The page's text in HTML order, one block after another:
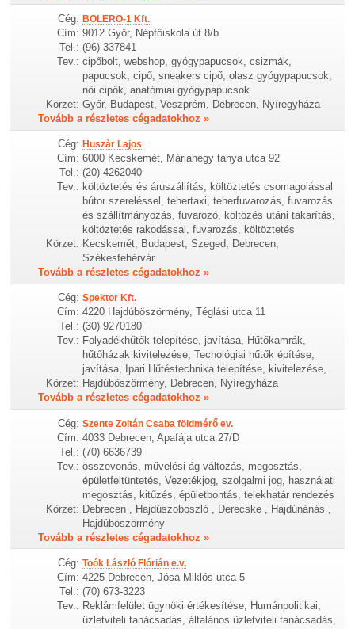
Cég: BOLERO-1 Kft.
Cím: 9012 Győr, Népfőiskola út 8/b
Tel.: (96) 337841
Tev.: cipőbolt, webshop, gyógypapucsok, csizmák,
papucsok, cipő, sneakers cipő, olasz gyógypapucsok,
női cipők, anatómiai gyógypapucsok
Körzet: Győr, Budapest, Veszprém, Debrecen, Nyíregyháza
Tovább a részletes cégadatokhoz »
Cég: Huszàr Lajos
Cím: 6000 Kecskemét, Màriahegy tanya utca 92
Tel.: (20) 4262040
Tev.: költöztetés és áruszállítás, költöztetés csomagolással
bútor szereléssel, tehertaxi, teherfuvarozás, fuvarozás
és szállítmányozás, fuvarozó, költözés utáni takarítás,
költöztetés rakodással, fuvarozás, költöztetés
Körzet: Kecskemét, Budapest, Szeged, Debrecen,
Székesfehérvár
Tovább a részletes cégadatokhoz »
Cég: Spektor Kft.
Cím: 4220 Hajdúböszörmény, Téglási utca 11
Tel.: (30) 9270180
Tev.: Folyadékhűtők telepítése, javítása, Hűtőkamrák,
hűtőházak kivitelezése, Techológiai hűtők építése,
javítása, Ipari Hűtéstechnika telepítése, kivitelezése,
Körzet: Hajdúböszörmény, Debrecen, Nyíregyháza
Tovább a részletes cégadatokhoz »
Cég: Szente Zoltán Csaba földmérő ev.
Cím: 4033 Debrecen, Apafája utca 27/D
Tel.: (70) 6636739
Tev.: összevonás, művelési ág változás, megosztás,
épületfeltüntetés, Vezetékjog, szolgalmi jog, használati
megosztás, kitűzés, épületbontás, telekhatár rendezés
Körzet: Debrecen , Hajdúszoboszló , Derecske , Hajdúnánás ,
Hajdúböszörmény
Tovább a részletes cégadatokhoz »
Cég: Toók László Flórián e.v.
Cím: 4225 Debrecen, Jósa Miklós utca 5
Tel.: (70) 673-3223
Tev.: Reklámfelület ügynöki értékesítése, Humánpolitikai,
üzletviteli tanácsadás, általános üzletviteli tanácsadás,